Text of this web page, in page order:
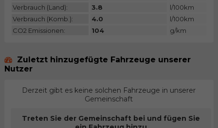
Verbrauch (Land):
3.8
l/100km
Verbrauch (Komb.):
4.0
l/100km
CO2 Emissionen:
104 g/km
Zuletzt hinzugefügte Fahrzeuge unserer
Nutzer
Derzeit gibt es keine solchen Fahrzeuge in unserer
Gemeinschaft
Treten Sie der Gemeinschaft bei und fügen Sie